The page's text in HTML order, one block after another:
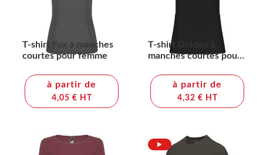
T-shirt Fox à manches
courtes pour femme
à partir de
4,05 € HT
T-shirt Golden à
manches courtes pour
à partir de
4,32 € HT